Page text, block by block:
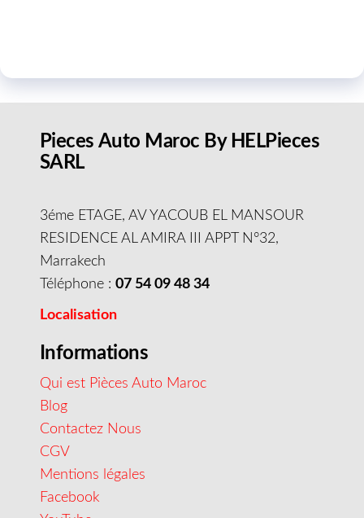
Pieces Auto Maroc By HELPieces
SARL
3éme ETAGE, AV YACOUB EL MANSOUR
RESIDENCE AL AMIRA III APPT N°32,
Marrakech
Téléphone : 07 54 09 48 34
Localisation
Informations
Qui est Pièces Auto Maroc
Blog
Contactez Nous
CGV
Mentions légales
Facebook